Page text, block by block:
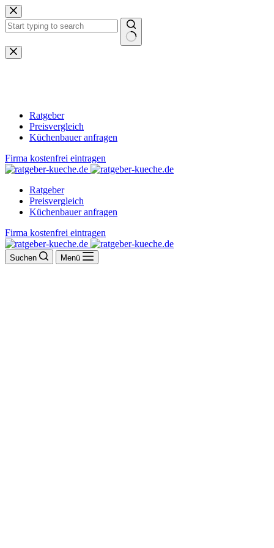
Zum
Inhalt
springen
Keine
Ergebnisse
Ratgeber
Preisvergleich
Küchenbauer anfragen
Firma kostenfrei eintragen
Ratgeber
Preisvergleich
Küchenbauer anfragen
Firma kostenfrei eintragen
Suchen Menü